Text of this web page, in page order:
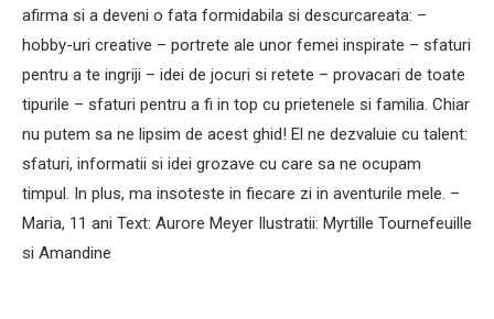
afirma si a deveni o fata formidabila si descurcareata: –
hobby-uri creative – portrete ale unor femei inspirate – sfaturi
pentru a te ingriji – idei de jocuri si retete – provacari de toate
tipurile – sfaturi pentru a fi in top cu prietenele si familia. Chiar
nu putem sa ne lipsim de acest ghid! El ne dezvaluie cu talent:
sfaturi, informatii si idei grozave cu care sa ne ocupam
timpul. In plus, ma insoteste in fiecare zi in aventurile mele. –
Maria, 11 ani Text: Aurore Meyer Ilustratii: Myrtille Tournefeuille
si Amandine